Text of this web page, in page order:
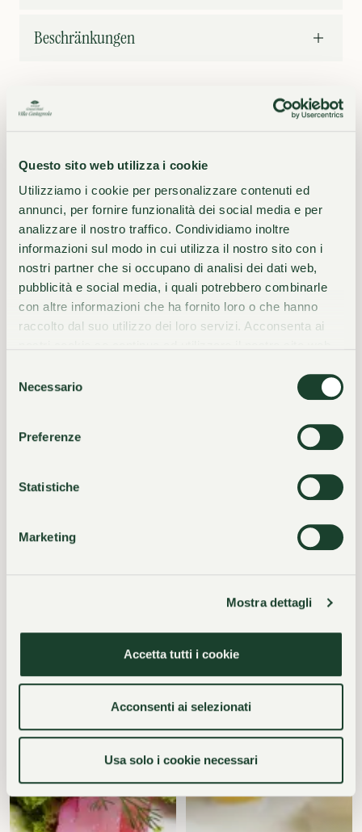
Questo sito web utilizza i cookie
Utilizziamo i cookie per personalizzare contenuti ed
annunci, per fornire funzionalità dei social media e per
analizzare il nostro traffico. Condividiamo inoltre
informazioni sul modo in cui utilizza il nostro sito con i
nostri partner che si occupano di analisi dei dati web,
pubblicità e social media, i quali potrebbero combinarle
con altre informazioni che ha fornito loro o che hanno
raccolto dal suo utilizzo dei loro servizi. Acconsenta ai
delNecessario
Preferenze
Statistiche
Marketing
Mostra dettagli
Accetta tutti i cookie
Acconsenti ai selezionati
Usa solo i cookie necessari
Beschränkungen
Das Restaurant steht auch externen Gästen offen: Um
Ihnen ein rundum gelungenes Erlebnis zu garantieren,
EINEN TISCH RESERVIEREN